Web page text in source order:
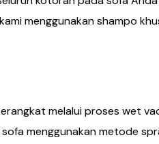
menggunakan shampo
melalui proses wet
menggunakan metode